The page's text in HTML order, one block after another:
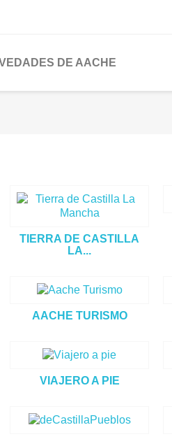
DE AACHE
TIERRA DE CASTILLA
LA...
AACHE TURISMO
VIAJERO A PIE